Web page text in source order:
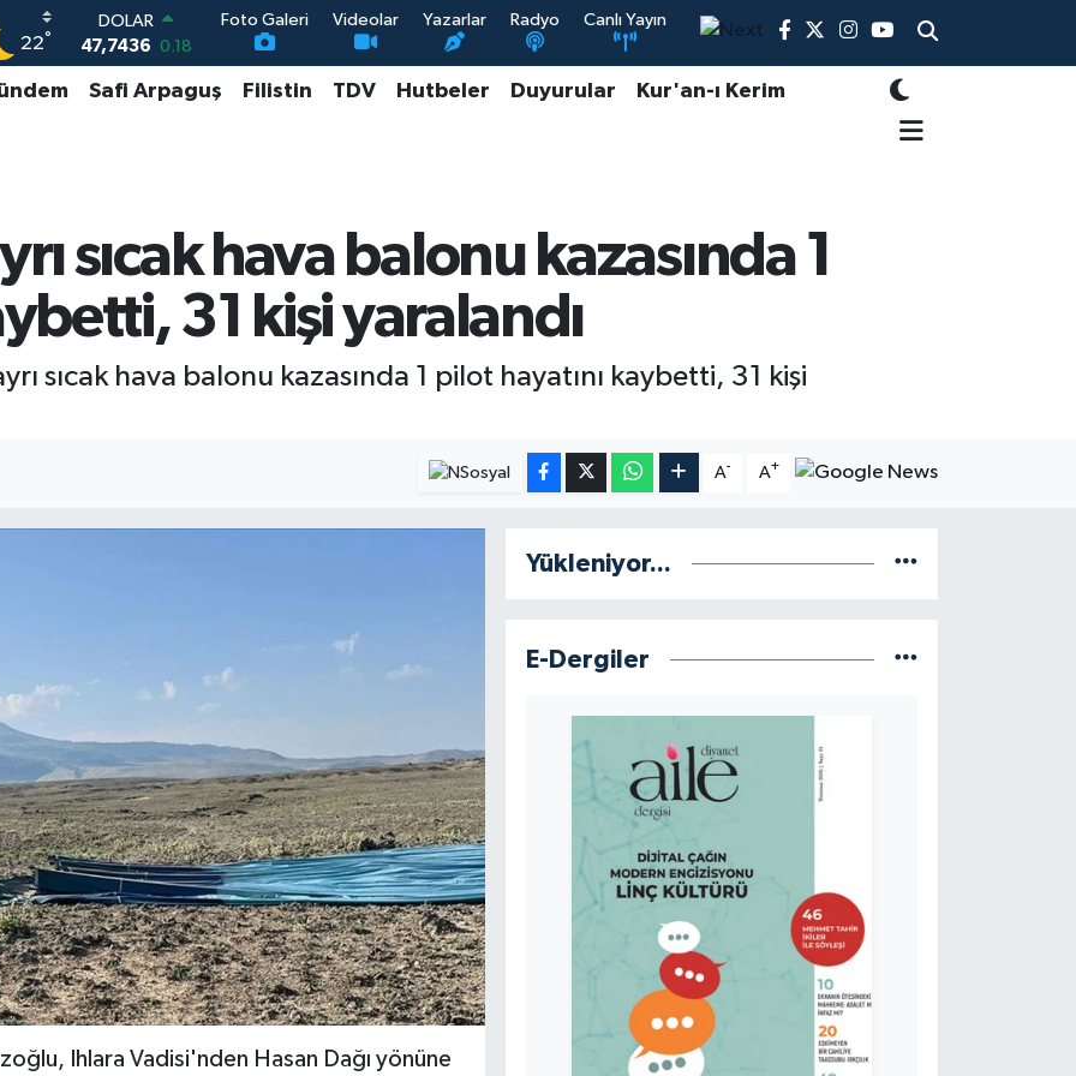
22°
DOLAR
47,7436 0.18
EURO
55,2510 0.32
13.779 -14
Foto Galeri Videolar Yazarlar Radyo Canlı Yayın
Safi Arpaguş Filistin TDV Hutbeler Duyurular Kur'an-ı Kerim
sıcak hava balonu kazasında 1
31 kişi yaralandı
sıcak hava balonu kazasında 1 pilot hayatını kaybetti, 31 kişi
A- A+
Ihlara Vadisi'nden Hasan Dağı yönüne
Yükleniyor...
E-Dergiler